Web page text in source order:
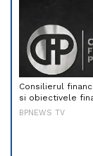
Consilierul
si obiectivele
BPNEWS TV